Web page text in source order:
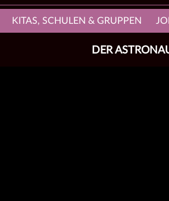
KITAS, SCHULEN & GRUPPEN
DER